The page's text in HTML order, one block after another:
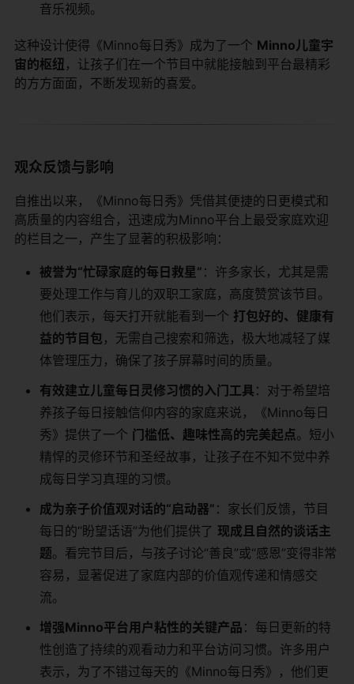
音乐视频。
这种设计使得《Minno每日秀》成为了一个 Minno儿童宇
宙的枢纽 ，让孩子们在一个节目中就能接触到平台最精彩
的方方面面，不断发现新的喜爱。
观众反馈与影响
自推出以来，《Minno每日秀》凭借其便捷的日更模式和
高质量的内容组合，迅速成为Minno平台上最受家庭欢迎
的栏目之一，产生了显著的积极影响：
被誉为“忙碌家庭的每日救星” ：许多家长，尤其是需
要处理工作与育儿的双职工家庭，高度赞赏该节目。
他们表示，每天打开就能看到一个 打包好的、健康有
益的节目包 ，无需自己搜索和筛选，极大地减轻了媒
体管理压力，确保了孩子屏幕时间的质量。
有效建立儿童每日灵修习惯的入门工具 ：对于希望培
养孩子每日接触信仰内容的家庭来说，《Minno每日
秀》提供了一个 门槛低、趣味性高的完美起点。短小
精悍的灵修环节和圣经故事，让孩子在不知不觉中养
成每日学习真理的习惯。
成为亲子价值观对话的“启动器” ：家长们反馈，节目
每日的“盼望话语”为他们提供了 现成且自然的谈话主
题。看完节目后，与孩子讨论“善良”或“感恩”变得非常
容易，显著促进了家庭内部的价值观传递和情感交
流。
增强Minno平台用户粘性的关键产品 ：每日更新的特
性创造了持续的观看动力和平台访问习惯。许多用户
表示，为了不错过每天的《Minno每日秀》，他们更